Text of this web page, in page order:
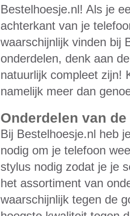
Bestelhoesje.nl! Als je
achterkant van je
waarschijnlijk vinden bij
onderdelen, denk aan
natuurlijk compleet zijn!
namelijk meer dan
Onderdelen van
Bij Bestelhoesje.nl heb
nodig om je telefoon
stylus nodig zodat je je
het assortiment van
waarschijnlijk tegen de